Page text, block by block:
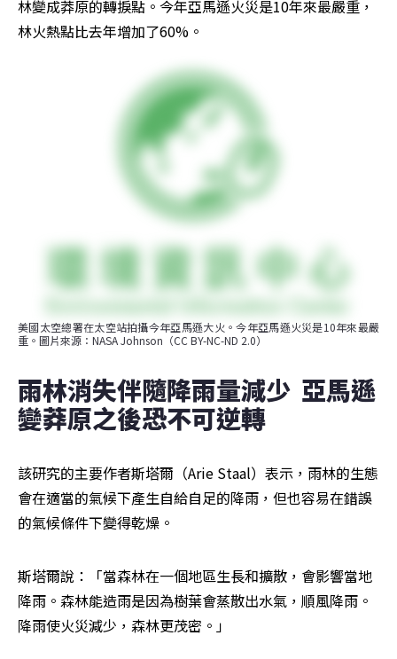
林變成莽原的轉捩點。今年亞馬遜火災是10年來最嚴重，
林火熱點比去年增加了60%。
美國太空總署在太空站拍攝今年亞馬遜大火。今年亞馬遜火災是10年來最嚴
重。圖片來源：NASA Johnson（CC BY-NC-ND 2.0）
雨林消失伴隨降雨量減少  亞馬遜
變莽原之後恐不可逆轉
該研究的主要作者斯塔爾（Arie Staal）表示，雨林的生態
會在適當的氣候下產生自給自足的降雨，但也容易在錯誤
的氣候條件下變得乾燥。
斯塔爾說：「當森林在一個地區生長和擴散，會影響當地
降雨。森林能造雨是因為樹葉會蒸散出水氣，順風降雨。
降雨使火災減少，森林更茂密。」